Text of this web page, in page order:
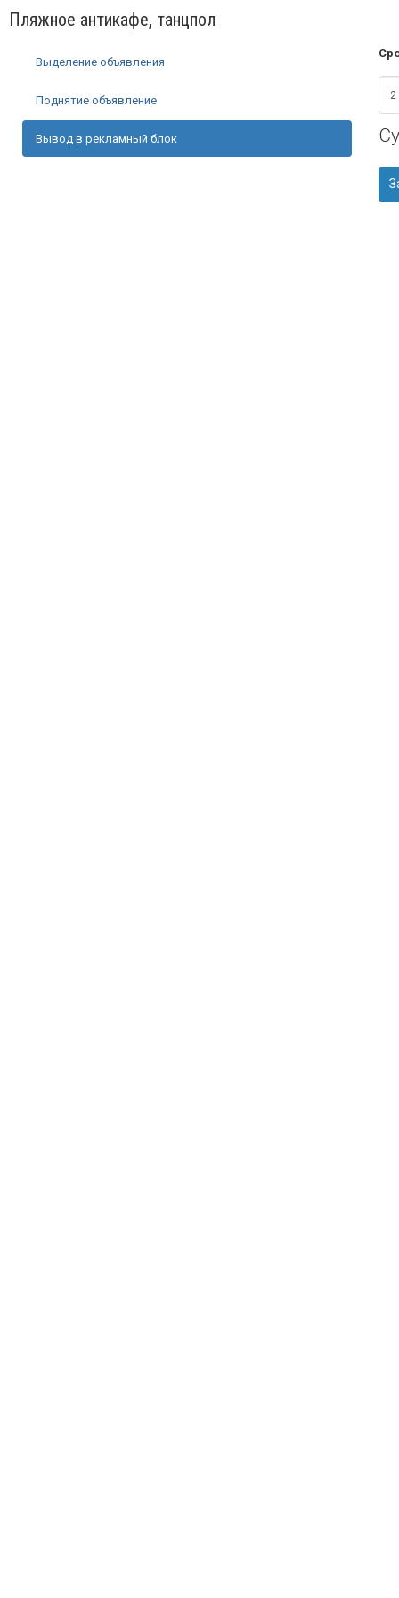
Пляжное антикафе, танцпол
Выделение объявления
Поднятие объявление
Вывод в рекламный блок